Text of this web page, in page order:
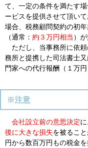
て、一定の条件を満たす
ービスを提供させて頂い
場合、税務顧問契約の初
（通常： 約３万円相当 ）
ただし、当事務所に依
務所と提携した司法書士
門家への代行報酬（１万
※注意
会社設立前の意思決定
後に大きな損失を被るこ
円から数百万円もの税金